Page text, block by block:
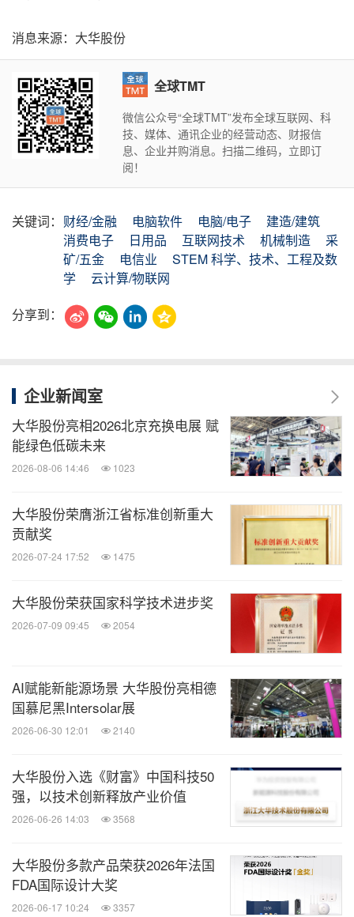
消息来源：大华股份
全球TMT
微信公众号“全球TMT”发布全球互联网、科
技、媒体、通讯企业的经营动态、财报信
息、企业并购消息。扫描二维码，立即订
阅！
关键词： 财经/金融 电脑软件 电脑/电子
建造/建筑
消费电子
日用品 互联网技术 机械制造
采
矿/五金
电信业
STEM 科学、技术、工程及数
学
云计算/物联网
分享到：
企业新闻室
大华股份亮相2026北京充换电展 赋
能绿色低碳未来
2026-08-06 14:46 1023
大华股份荣膺浙江省标准创新重大
贡献奖
2026-07-24 17:52 1475
大华股份荣获国家科学技术进步奖
2026-07-09 09:45 2054
AI赋能新能源场景 大华股份亮相德
国慕尼黑Intersolar展
2026-06-30 12:01 2140
大华股份入选《财富》中国科技50
强，以技术创新释放产业价值
2026-06-26 14:03 3568
大华股份多款产品荣获2026年法国
FDA国际设计大奖
2026-06-17 10:24 3357